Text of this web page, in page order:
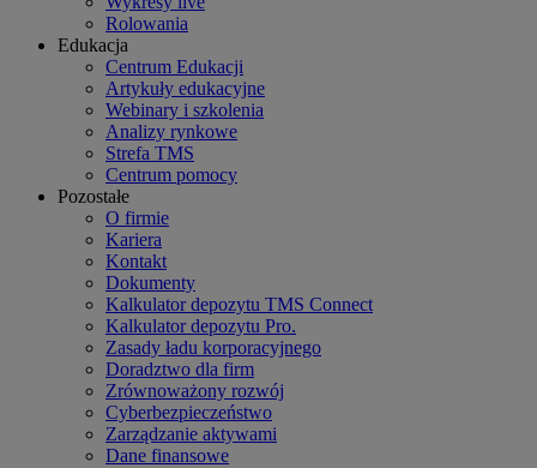
Rolowania
Edukacja
Centrum Edukacji
Artykuły edukacyjne
Webinary i szkolenia
Analizy rynkowe
Strefa TMS
Centrum pomocy
Pozostałe
O firmie
Kariera
Kontakt
Dokumenty
Kalkulator depozytu TMS Connect
Kalkulator depozytu Pro.
Zasady ładu korporacyjnego
Doradztwo dla firm
Zrównoważony rozwój
Cyberbezpieczeństwo
Zarządzanie aktywami
Dane finansowe